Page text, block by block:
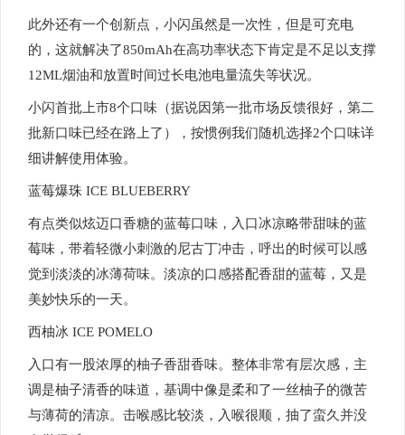
此外还有一个创新点，小闪虽然是一次性，但是可充电
的，这就解决了850mAh在高功率状态下肯定是不足以支撑
12ML烟油和放置时间过长电池电量流失等状况。
小闪首批上市8个口味（据说因第一批市场反馈很好，第二
批新口味已经在路上了），按惯例我们随机选择2个口味详
细讲解使用体验。
蓝莓爆珠 ICE BLUEBERRY
有点类似炫迈口香糖的蓝莓口味，入口冰凉略带甜味的蓝
莓味，带着轻微小刺激的尼古丁冲击，呼出的时候可以感
觉到淡淡的冰薄荷味。淡凉的口感搭配香甜的蓝莓，又是
美妙快乐的一天。
西柚冰 ICE POMELO
入口有一股浓厚的柚子香甜香味。整体非常有层次感，主
调是柚子清香的味道，基调中像是柔和了一丝柚子的微苦
与薄荷的清凉。击喉感比较淡，入喉很顺，抽了蛮久并没